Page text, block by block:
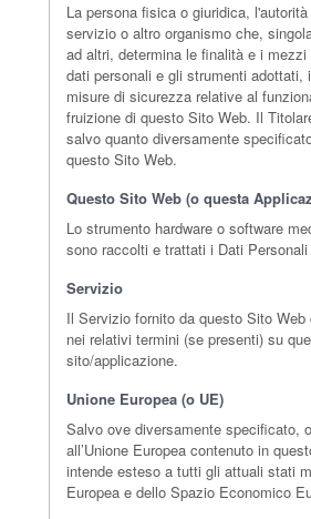
La persona fisica o giuridica,
servizio o altro organismo che,
ad altri, determina le finalità e i
dati personali e gli strumenti adottati,
misure di sicurezza relative al
fruizione di questo Sito Web. Il
salvo quanto diversamente
questo Sito Web.
Questo Sito Web (o questa
Lo strumento hardware o software
sono raccolti e trattati i Dati
Servizio
Il Servizio fornito da questo Sito
nei relativi termini (se presenti) su
sito/applicazione.
Unione Europea (o UE)
Salvo ove diversamente specificato,
all’Unione Europea contenuto in
intende esteso a tutti gli attuali stati
Europea e dello Spazio Economico